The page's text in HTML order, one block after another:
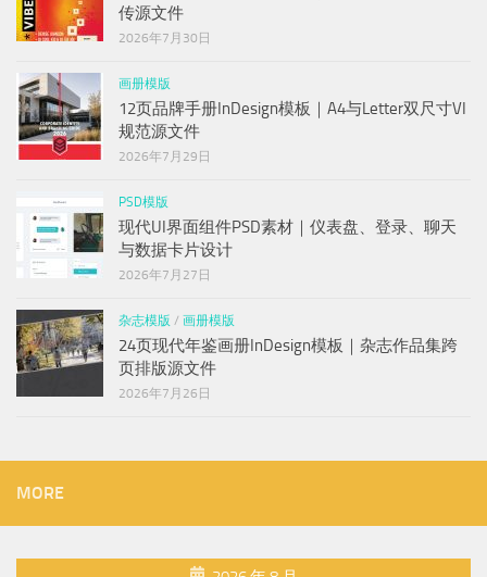
传源文件
2026年7月30日
画册模版
12页品牌手册InDesign模板｜A4与Letter双尺寸VI
规范源文件
2026年7月29日
PSD模版
现代UI界面组件PSD素材｜仪表盘、登录、聊天
与数据卡片设计
2026年7月27日
杂志模版 / 画册模版
24页现代年鉴画册InDesign模板｜杂志作品集跨
页排版源文件
2026年7月26日
MORE